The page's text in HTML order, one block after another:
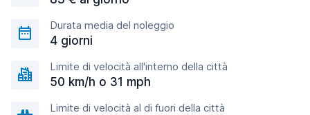
Durata media del noleggio
4 giorni
Limite di velocità all'interno della città
50 km/h o 31 mph
Limite di velocità al di fuori della città